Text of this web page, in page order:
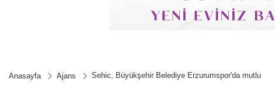
Anasayfa Ajans Sehic, Büyükşehir Belediye Erzurumspor'da mutlu